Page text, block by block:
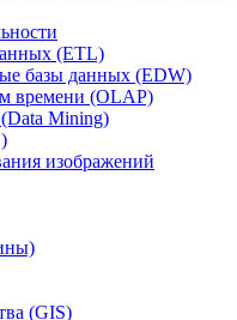
(ETL)
базы данных (EDW)
времени (OLAP)
(Data Mining)
изображений
(GIS)